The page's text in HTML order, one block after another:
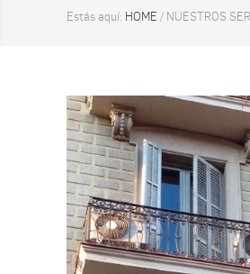
Estás aquí: HOME / NUESTROS